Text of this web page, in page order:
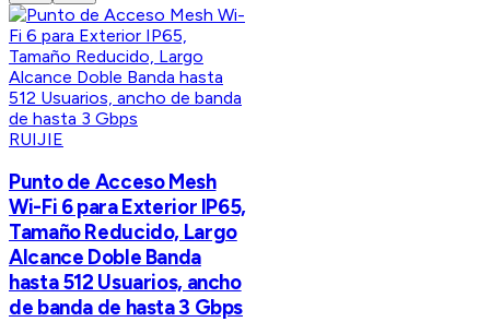
RUIJIE
Punto de Acceso Mesh
Wi-Fi 6 para Exterior IP65,
Tamaño Reducido, Largo
Alcance Doble Banda
hasta 512 Usuarios, ancho
de banda de hasta 3 Gbps